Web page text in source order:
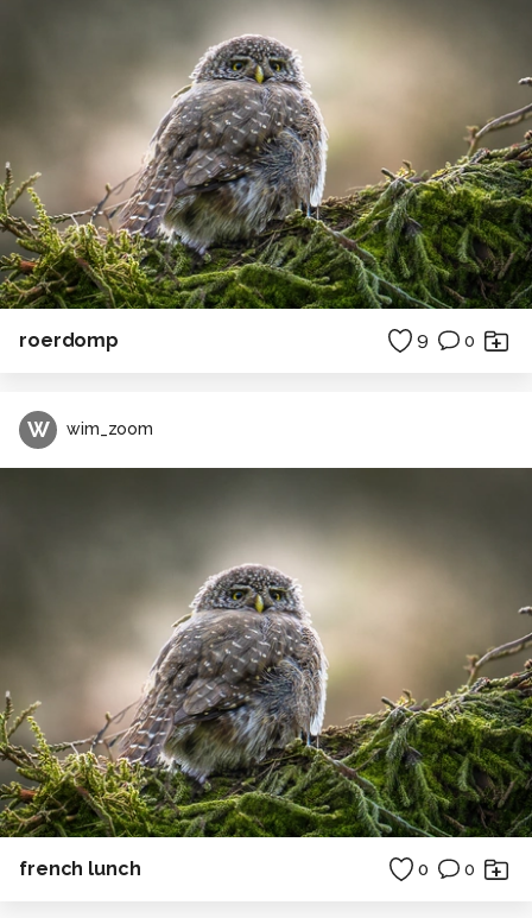
roerdomp 9 0
W wim_zoom
french lunch 0 0